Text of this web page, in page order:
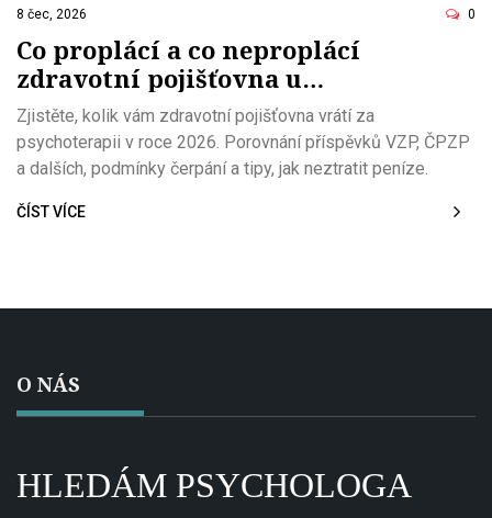
8 čec, 2026 0
Co proplácí a co neproplácí
zdravotní pojišťovna u
psychoterapie v roce 2026
Zjistěte, kolik vám zdravotní pojišťovna vrátí za
psychoterapii v roce 2026. Porovnání příspěvků VZP, ČPZP
a dalších, podmínky čerpání a tipy, jak neztratit peníze.
ČÍST VÍCE
O NÁS
HLEDÁM PSYCHOLOGA